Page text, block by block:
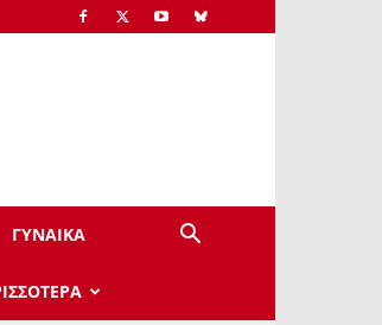
ΓΥΝΑΙΚΑ